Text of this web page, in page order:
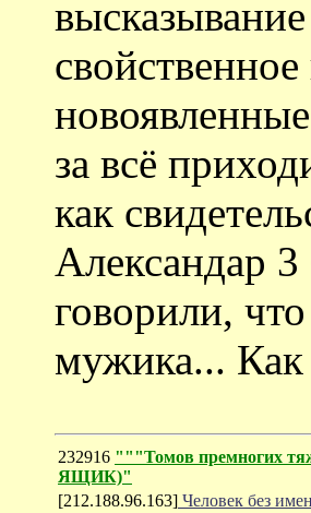
за всё
как
Александар
говорили,
мужика... Как
232916 """Томов премногих
ЯЩИК)"
[212.188.96.163] Человек без